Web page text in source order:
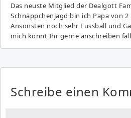
Das neuste Mitglied der Dealgott
Schnäppchenjagd bin ich Papa von
Ansonsten noch sehr Fussball und
mich könnt Ihr gerne anschreiben
Schreibe einen